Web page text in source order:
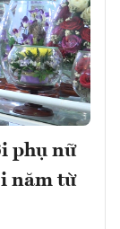
phụ nữ
năm từ